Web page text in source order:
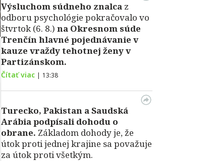
Výsluchom súdneho znalca z
odboru psychológie pokračovalo vo
štvrtok (6. 8.) na Okresnom súde
Trenčín hlavné pojednávanie v
kauze vraždy tehotnej ženy v
Partizánskom.
Čítať viac | 13:38
Turecko, Pakistan a Saudská
Arábia podpísali dohodu o
obrane. Základom dohody je, že
útok proti jednej krajine sa považuje
za útok proti všetkým.